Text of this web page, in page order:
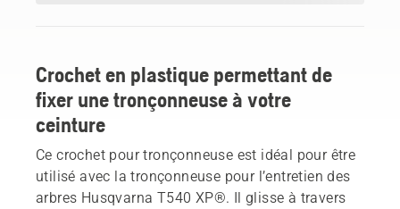
Crochet en plastique permettant de
fixer une tronçonneuse à votre
ceinture
Ce crochet pour tronçonneuse est idéal pour être
utilisé avec la tronçonneuse pour l’entretien des
arbres Husqvarna T540 XP®. Il glisse à travers